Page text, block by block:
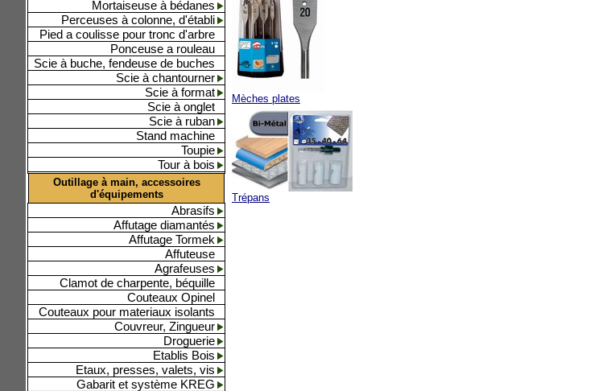
Mortaiseuse à bédanes
Perceuses à colonne, d'établi
Pied a coulisse pour tronc d'arbre
Ponceuse a rouleau
Scie à buche, fendeuse de buches
Scie à chantourner
Scie à format
Scie à onglet
Scie à ruban
Stand machine
Toupie
Tour à bois
Outillage à main, accessoires
d'équipements
Abrasifs
Affutage diamantés
Affutage Tormek
Affuteuse
Agrafeuses
Clamot de charpente, béquille
Couteaux Opinel
Couteaux pour materiaux isolants
Couvreur, Zingueur
Droguerie
Etablis Bois
Etaux, presses, valets, vis
Gabarit et système KREG
Mèches plates
Trépans